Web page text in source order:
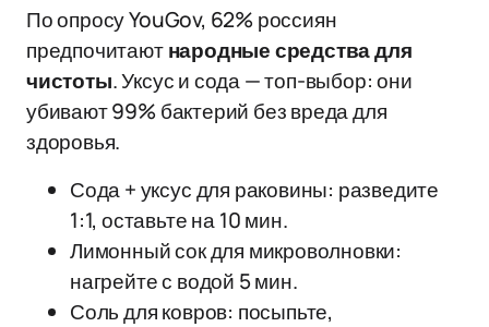
По опросу YouGov, 62% россиян
предпочитаютнародные средства для
чистоты. Уксус и сода — топ-выбор: они
убивают 99% бактерий без вреда для
здоровья.
Сода + уксус для раковины: разведите
1:1, оставьте на 10 мин.
Лимонный сок для микроволновки:
нагрейте с водой 5 мин.
Соль для ковров: посыпьте,